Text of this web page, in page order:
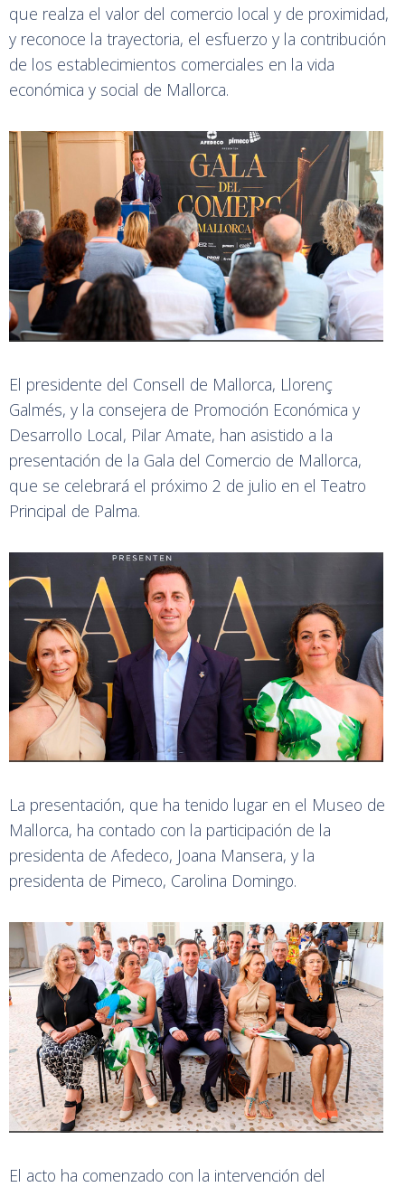
que realza el valor del comercio local y de proximidad,
y reconoce la trayectoria, el esfuerzo y la contribución
de los establecimientos comerciales en la vida
económica y social de Mallorca.
El presidente del Consell de Mallorca, Llorenç
Galmés, y la consejera de Promoción Económica y
Desarrollo Local, Pilar Amate, han asistido a la
presentación de la Gala del Comercio de Mallorca,
que se celebrará el próximo 2 de julio en el Teatro
Principal de Palma.
La presentación, que ha tenido lugar en el Museo de
Mallorca, ha contado con la participación de la
presidenta de Afedeco, Joana Mansera, y la
presidenta de Pimeco, Carolina Domingo.
El acto ha comenzado con la intervención del